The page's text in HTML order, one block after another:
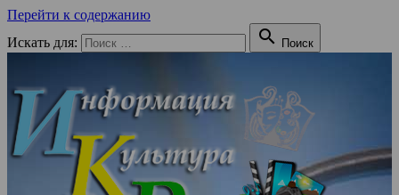
Перейти к содержанию
Искать для:
 Поиск